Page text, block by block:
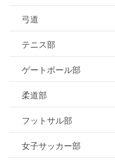
弓道
テニス部
ゲートボール部
柔道部
フットサル部
女子サッカー部